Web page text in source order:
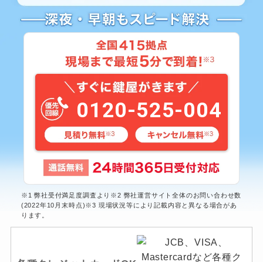
0120-525-004
※1 弊社受付満足度調査より※2 弊社運営サイト全体のお問い合わせ数
(2022年10月末時点)※3 現場状況等により記載内容と異なる場合があ
ります。